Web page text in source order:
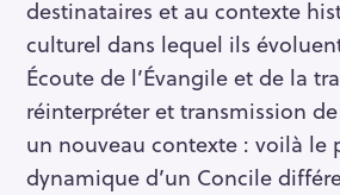
destinataires et au contexte
culturel dans lequel ils
Écoute de l’Évangile et de la
réinterpréter et transmission
un nouveau contexte : voilà le
dynamique d’un Concile
e
c
h
e